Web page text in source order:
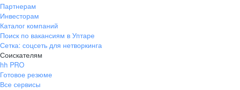
Партнерам
Инвесторам
Каталог компаний
Поиск по вакансиям в Уптаре
Сетка: соцсеть для нетворкинга
Соискателям
hh PRO
Готовое резюме
Все сервисы